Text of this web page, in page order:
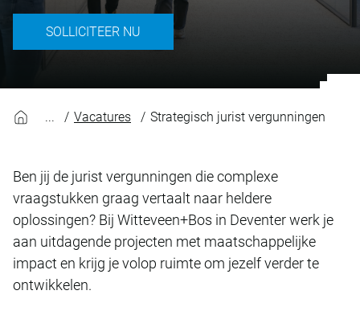
SOLLICITEER NU
Vacatures Strategisch jurist vergunningen
Ben jij de jurist vergunningen die complexe
vraagstukken graag vertaalt naar heldere
oplossingen? Bij Witteveen+Bos in Deventer werk je
aan uitdagende projecten met maatschappelijke
impact en krijg je volop ruimte om jezelf verder te
ontwikkelen.